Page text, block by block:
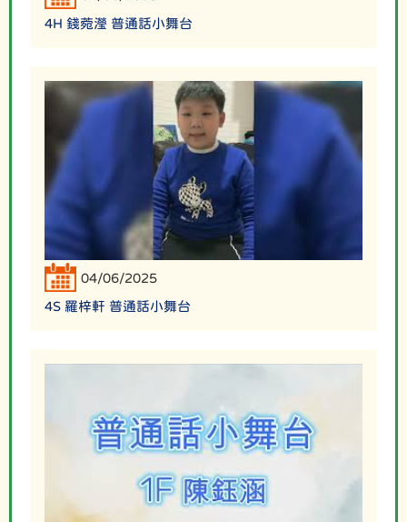
4H 錢菀瀅 普通話小舞台
04/06/2025
4S 羅梓軒 普通話小舞台